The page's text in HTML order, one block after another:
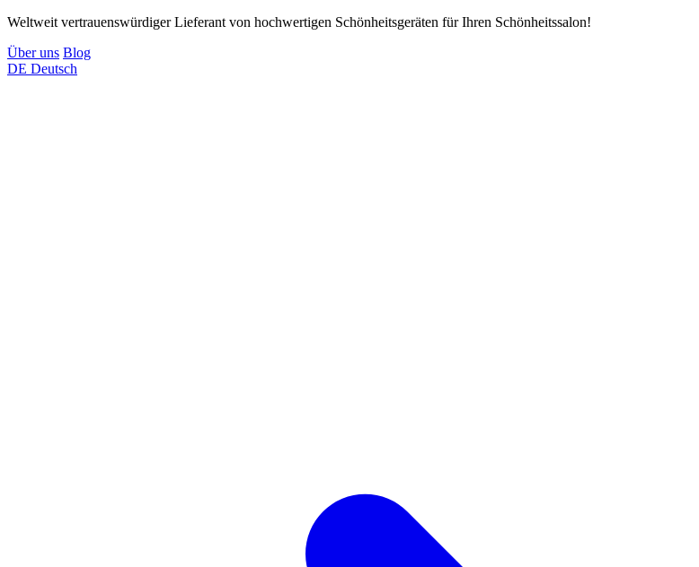
Weltweit vertrauenswürdiger Lieferant von hochwertigen Schönheitsgeräten für Ihren Schönheitssalon!
Über uns Blog
DE Deutsch